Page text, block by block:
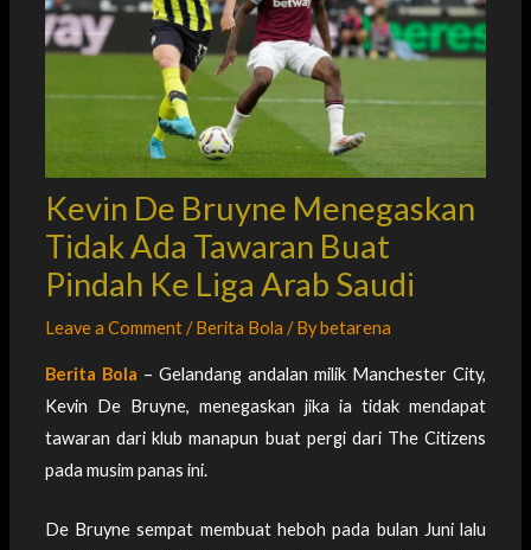
Kevin De Bruyne Menegaskan
Tidak Ada Tawaran Buat
Pindah Ke Liga Arab Saudi
Leave a Comment/Berita Bola / Bybetarena
Berita Bola – Gelandang andalan milik Manchester City,
Kevin De Bruyne, menegaskan jika ia tidak mendapat
tawaran dari klub manapun buat pergi dari The Citizens
pada musim panas ini.
De Bruyne sempat membuat heboh pada bulan Juni lalu